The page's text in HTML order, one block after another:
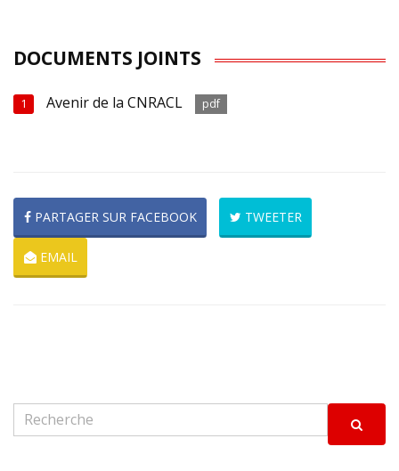
DOCUMENTS JOINTS
1 Avenir de la CNRACL pdf
PARTAGER SUR FACEBOOK TWEETER
EMAIL